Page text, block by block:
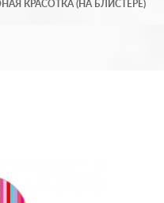
КРАСОТКА (НА БЛИСТЕРЕ)